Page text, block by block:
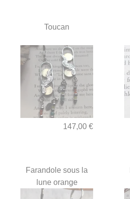
Toucan
147,00 €
Farandole sous la
lune orange